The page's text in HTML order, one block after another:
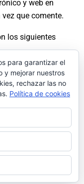
y web en
que comente.
los siguientes
cada nueva
para garantizar el
y mejorar nuestros
rechazar las no
Política de cookies